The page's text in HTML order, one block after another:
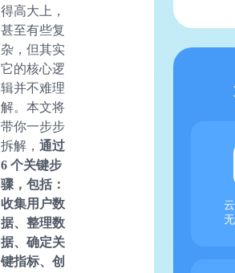
得高大上，
甚至有些复
杂，但其实
它的核心逻
辑并不难理
解。本文将
带你一步步
拆解， 通过
6 个关键步
骤，包括：
收集用户数
据、整理数
据、确定关
键指标、创